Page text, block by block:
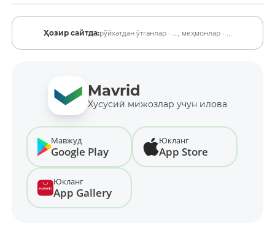
Ҳозир сайтда:рўйхатдан ўтганлар - ..., меҳмонлар - ...
Mavrid
Хусусий мижозлар учун илова
Мавжуд
Google Play
Юкланг
App Store
Юкланг
App Gallery